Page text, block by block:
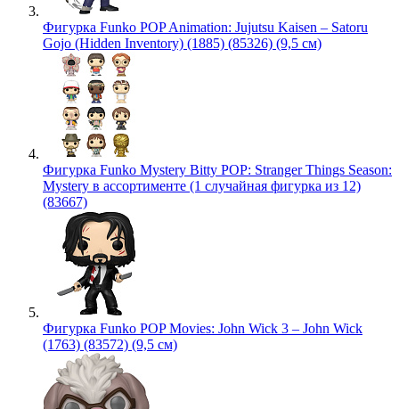
Фигурка Funko POP Animation: Jujutsu Kaisen – Satoru
Gojo (Hidden Inventory) (1885) (85326) (9,5 см)
Фигурка Funko Mystery Bitty POP: Stranger Things Season:
Mystery в ассортименте (1 случайная фигурка из 12)
(83667)
Фигурка Funko POP Movies: John Wick 3 – John Wick
(1763) (83572) (9,5 см)